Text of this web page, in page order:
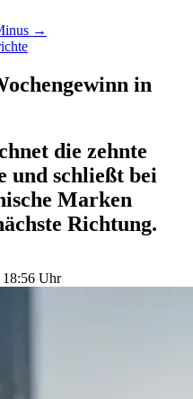
→
in
die zehnte
und schließt bei
Marken
Richtung.
18:56 Uhr